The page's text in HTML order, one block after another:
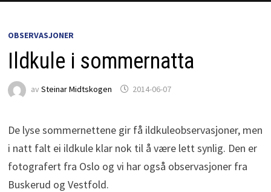
OBSERVASJONER
Ildkule i sommernatta
av Steinar Midtskogen 2014-06-07
De lyse sommernettene gir få ildkuleobservasjoner, men
i natt falt ei ildkule klar nok til å være lett synlig. Den er
fotografert fra Oslo og vi har også observasjoner fra
Buskerud og Vestfold.